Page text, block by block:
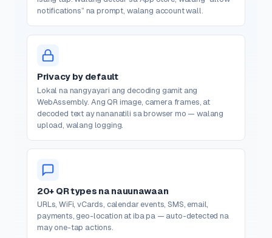
notifications” na prompt, walang account wall.
Privacy by default
Lokal na nangyayari ang decoding gamit ang
WebAssembly. Ang QR image, camera frames, at
decoded text ay nananatili sa browser mo — walang
upload, walang logging.
20+ QR types na nauunawaan
URLs, WiFi, vCards, calendar events, SMS, email,
payments, geo-location at iba pa — auto-detected na
may one-tap actions.